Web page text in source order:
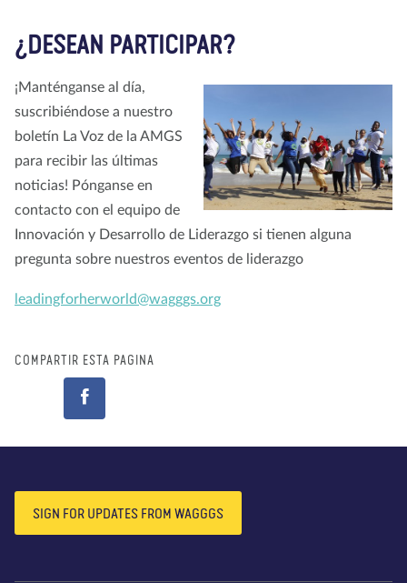
¿DESEAN PARTICIPAR?
¡Manténganse al día,
suscribiéndose a nuestro
boletín La Voz de la AMGS
para recibir las últimas
noticias! Pónganse en
contacto con el equipo de
Innovación y Desarrollo de Liderazgo si tienen alguna
pregunta sobre nuestros eventos de liderazgo
leadingforherworld@wagggs.org
COMPARTIR ESTA PÁGINA
SIGN FOR UPDATES FROM WAGGGS